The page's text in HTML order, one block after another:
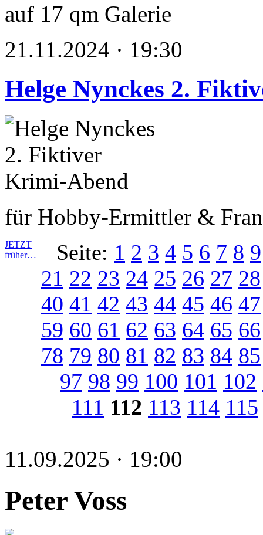
auf 17 qm Galerie
21.11.2024 · 19:30
Helge Nynckes 2.
für Hobby-Ermittler &
JETZT |
früher…
Seite: 1 2 3 4 5 6 7 8 9
21 22 23 24 25 26 27 28
40 41 42 43 44 45 46 47
59 60 61 62 63 64 65 66
78 79 80 81 82 83 84 85
97 98 99 100 101 102
111 112 113 114 115
11.09.2025 · 19:00
Peter Voss